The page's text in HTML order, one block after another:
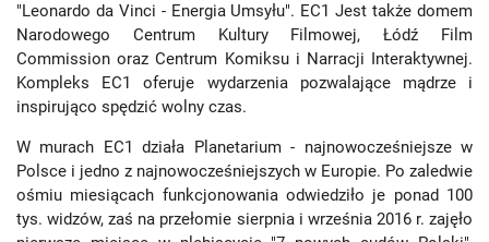
"Leonardo da Vinci - Energia Umsyłu". EC1 Jest także domem
Narodowego Centrum Kultury Filmowej, Łódź Film
Commission oraz Centrum Komiksu i Narracji Interaktywnej.
Kompleks EC1 oferuje wydarzenia pozwalające mądrze i
inspirująco spędzić wolny czas.
W murach EC1 działa Planetarium - najnowocześniejsze w
Polsce i jedno z najnowocześniejszych w Europie. Po zaledwie
ośmiu miesiącach funkcjonowania odwiedziło je ponad 100
tys. widzów, zaś na przełomie sierpnia i września 2016 r. zajęło